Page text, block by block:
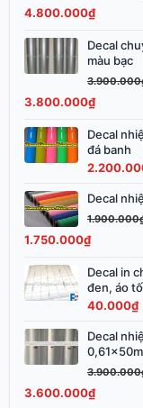
5.000.000₫.
4.800.000₫
là:
4.800.000₫.
Decal
màu bạc
3.900.000
Giá
gốc
3.900.000₫.
3.800.000₫
Giá
hiện
là:
3.800.000₫.
Decal
đá banh
Decal
1.900.000
Giá
gốc
là:
1.750.000₫
Giá
hiện
tại
1.750.000₫.Decal in
đen, áo
40.000₫
Decal
3.900.000
Giá
3.900.000₫.
3.600.000₫
Giá
là: